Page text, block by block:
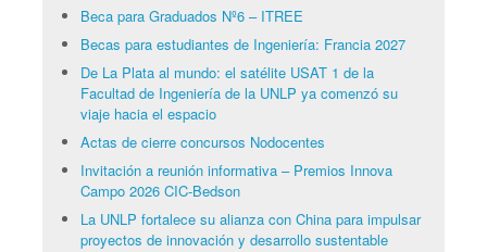
Beca para Graduados Nº6 – ITREE
Becas para estudiantes de Ingeniería: Francia 2027
De La Plata al mundo: el satélite USAT 1 de la
Facultad de Ingeniería de la UNLP ya comenzó su
viaje hacia el espacio
Actas de cierre concursos Nodocentes
Invitación a reunión informativa – Premios Innova
Campo 2026 CIC-Bedson
La UNLP fortalece su alianza con China para impulsar
proyectos de innovación y desarrollo sustentable